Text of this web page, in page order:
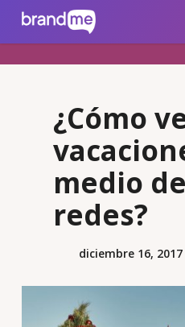
brandme.la
¿Cómo
medio
redes?
diciembre 16, 2017